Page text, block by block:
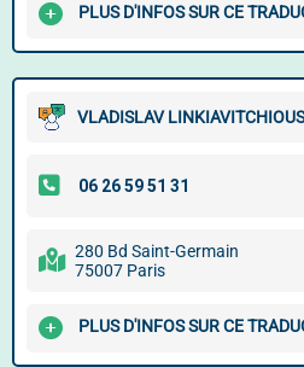
PLUS D'INFOS SUR CE
VLADISLAV LINKIAVITCHIOUS
280 Bd Saint-Germain
75007 Paris
PLUS D'INFOS SUR CE